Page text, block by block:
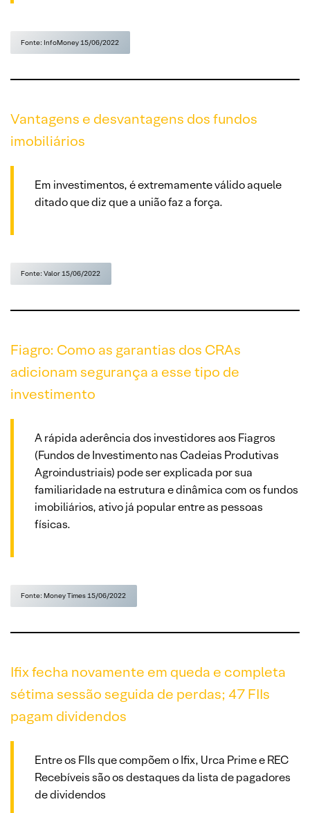
Fonte: InfoMoney 15/06/2022
Vantagens e desvantagens dos fundos
imobiliários
Em investimentos, é extremamente válido aquele
ditado que diz que a união faz a força.
Fonte: Valor 15/06/2022
Fiagro: Como as garantias dos CRAs
adicionam segurança a esse tipo de
investimento
A rápida aderência dos investidores aos Fiagros
(Fundos de Investimento nas Cadeias Produtivas
Agroindustriais) pode ser explicada por sua
familiaridade na estrutura e dinâmica com os fundos
imobiliários, ativo já popular entre as pessoas
físicas.
Fonte: Money Times 15/06/2022
Ifix fecha novamente em queda e completa
sétima sessão seguida de perdas; 47 FIIs
pagam dividendos
Entre os FIIs que compõem o Ifix, Urca Prime e REC
Recebíveis são os destaques da lista de pagadores
de dividendos